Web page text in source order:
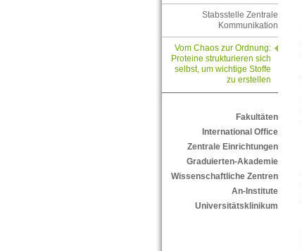
Stabsstelle Zentrale
Kommunikation
Vom Chaos zur Ordnung:
Proteine strukturieren sich
selbst, um wichtige Stoffe
zu erstellen
Fakultäten
International Office
Zentrale Einrichtungen
Graduierten-Akademie
Wissenschaftliche Zentren
An-Institute
Universitätsklinikum